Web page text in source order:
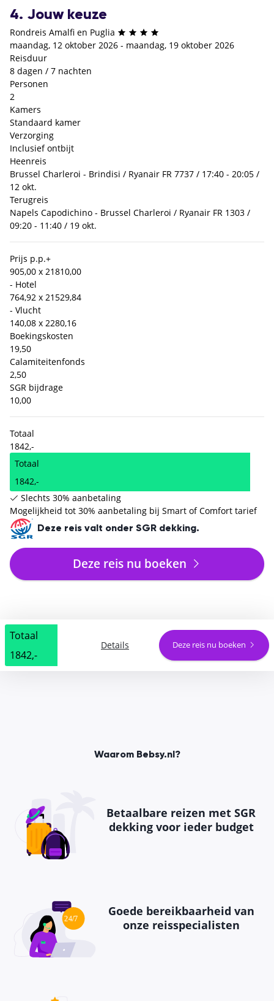
4. Jouw keuze
Rondreis Amalfi en Puglia
maandag, 12 oktober 2026 - maandag, 19 oktober 2026
Reisduur
8 dagen / 7 nachten
Personen
2
Kamers
Standaard kamer
Verzorging
Inclusief ontbijt
Heenreis
Brussel Charleroi - Brindisi / Ryanair FR 7737 / 17:40 - 20:05 /
12 okt.
Terugreis
Napels Capodichino - Brussel Charleroi / Ryanair FR 1303 /
09:20 - 11:40 / 19 okt.
Prijs p.p.+
905,00 x 21810,00
- Hotel
764,92 x 21529,84
- Vlucht
140,08 x 2280,16
Boekingskosten
19,50
Calamiteitenfonds
2,50
SGR bijdrage
10,00
Totaal
1842,-
Totaal
1842,-
Slechts 30% aanbetaling
Mogelijkheid tot 30% aanbetaling bij Smart of Comfort tarief
Deze reis valt onder SGR dekking.
Deze reis nu boeken
Totaal
1842,-
Details Deze reis nu boeken
Waarom Bebsy.nl?
Betaalbare reizen met SGR
dekking voor ieder budget
Goede bereikbaarheid van
onze reisspecialisten